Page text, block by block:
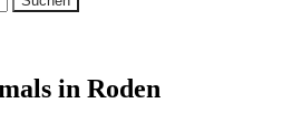
in Roden